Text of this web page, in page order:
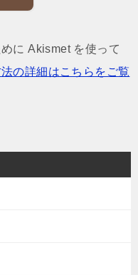
に Akismet を使って
の詳細はこちらをご覧